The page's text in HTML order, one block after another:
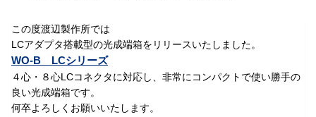
会社案内
この度渡辺製作所では
LCアダプタ搭載型の光成端箱をリリースいたしました。
WO-B LCシリーズ
４心・８心LCコネクタに対応し、非常にコンパクトで使い勝手の
良い光成端箱です。
何卒よろしくお願いいたします。